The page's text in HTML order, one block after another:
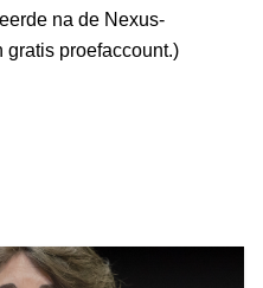
na de Nexus-
gratis proefaccount.)